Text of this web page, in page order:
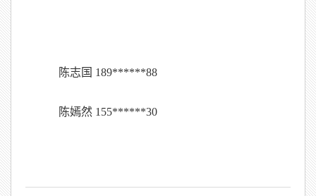
陈志国 189******88
陈嫣然 155******30